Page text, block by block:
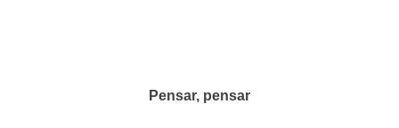
Pensar, pensar